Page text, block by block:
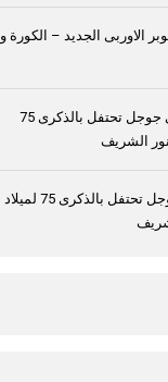
الاوربى الجديد – الكورة و
جوجل تحتفل بالذكرى 75
نور الشريف
جوجل تحتفل بالذكرى 75 لميلاد